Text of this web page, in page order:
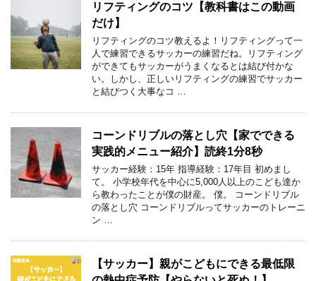
リフティングのコツ【教科書はこの動画
だけ】
リフティングのコツ教えるよ！リフティングって一
人で練習できるサッカーの練習だね。リフティング
ができてもサッカーがうまくなるとは結び付かな
い。しかし、正しいリフティングの練習でサッカー
と結びつく大事なコ …
コーンドリブルの落とし穴【家でできる
実践的メニュー紹介】読終1分8秒
サッカー経験：15年 指導経験：17年目 初めまし
て。 小学校年代を中心に5,000人以上のこども達か
ら教わったことが僕の財産。 僕。 コーンドリブル
の落とし穴 コーンドリブルってサッカーのトレーニ
ン …
【サッカー】親がこどもにできる最低限